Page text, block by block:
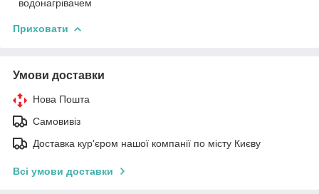
водонагрівачем
Приховати
Умови доставки
Нова Пошта
Самовивіз
Доставка кур'єром нашої компанії по місту Києву
Всі умови доставки